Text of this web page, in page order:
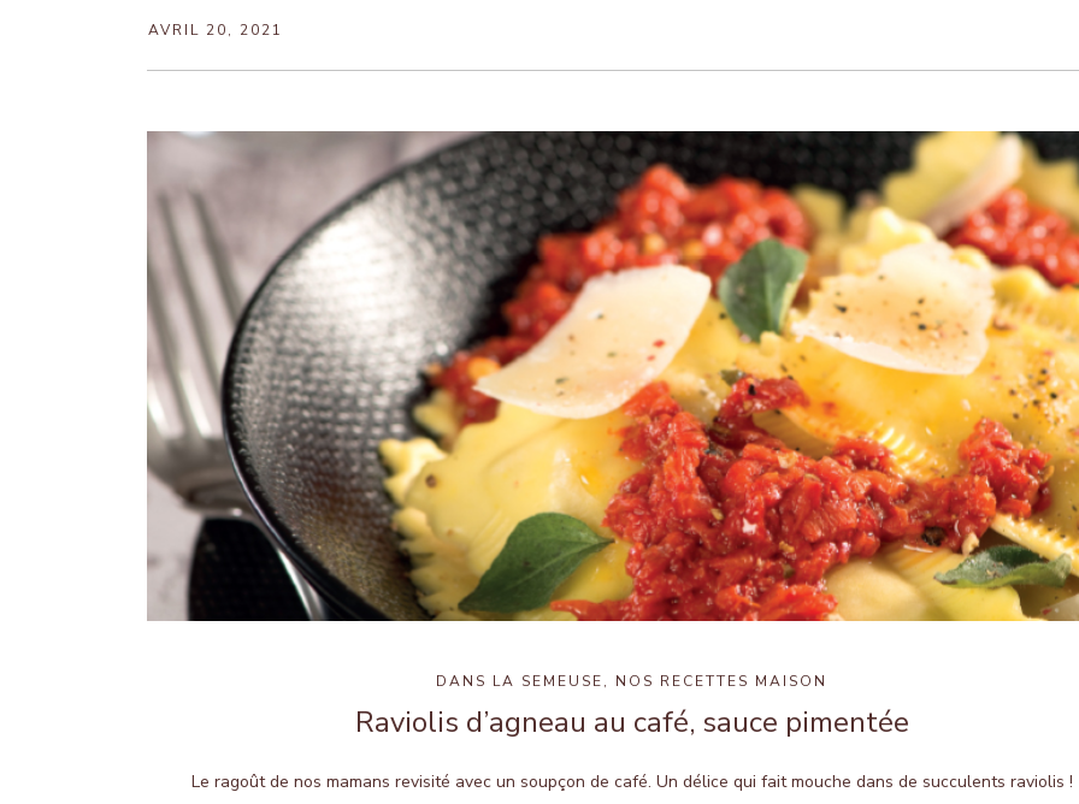
AVRIL 20, 2021
DANS LA SEMEUSE, NOS RECETTES MAISON
Raviolis d’agneau au café, sauce pimentée
Le ragoût de nos mamans revisité avec un soupçon de café. Un délice qui fait mouche dans de succulents raviolis !